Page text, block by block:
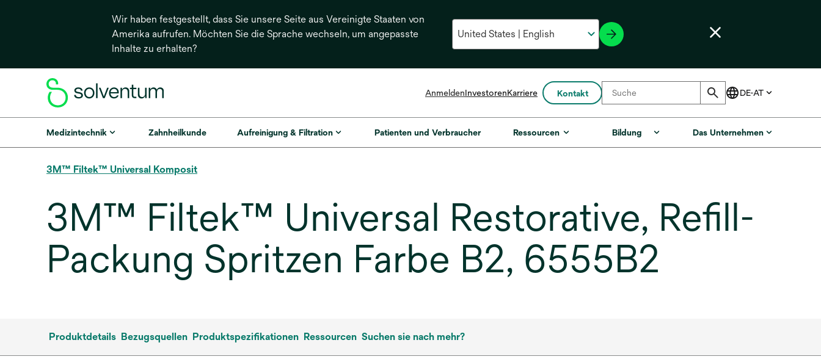
Wir haben festgestellt, dass Sie unsere Seite aus Vereinigte Staaten von
Amerika aufrufen. Möchten Sie die Sprache wechseln, um angepasste
Inhalte zu erhalten?
AnmeldenInvestorenKarriere Kontakt
Medizintechnik Zahnheilkunde Aufreinigung & Filtration Patienten und Verbraucher Ressourcen Bildung Das Unternehmen
3M™ Filtek™ Universal Komposit
3M™ Filtek™ Universal Restorative, Refill-
Packung Spritzen Farbe B2, 6555B2
Produktdetails Bezugsquellen Produktspezifikationen Ressourcen Suchen sie nach mehr?